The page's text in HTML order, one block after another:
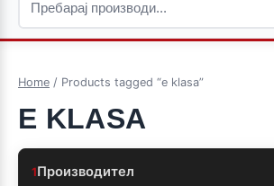
Home / Products tagged “e klasa”
E KLASA
1Производител